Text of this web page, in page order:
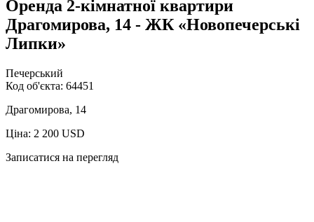
Оренда 2-кімнатної квартири
Драгомирова, 14 - ЖК «Новопечерські
Липки»
Печерський
Код об'єкта: 64451
Драгомирова, 14
Ціна: 2 200 USD
Записатися на перегляд